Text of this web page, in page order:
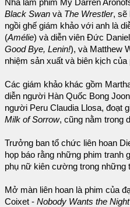
Nhà làm phim Mỹ Darren
Black Swan và The Wrestler, sẽ
ngồi ghế giám khảo với anh là
(Amélie) và diễn viên Đức
Good Bye, Lenin!), và Matthew
nhiệm sản xuất và biên kịch
Các giám khảo khác gồm
diễn người Hàn Quốc Bong
người Peru Claudia Llosa, đoạt
Milk of Sorrow, cũng nằm trong
Trưởng ban tổ chức liên hoan
họp báo rằng những phim tranh
phụ nữ kiên cường trong những
Mở màn liên hoan là phim của
Coixet - Nobody Wants the Night